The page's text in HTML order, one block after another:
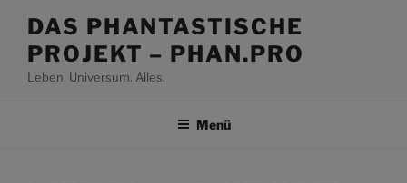
Inhalt
springen
DAS PHANTASTISCHE
PROJEKT – PHAN.PRO
Leben. Universum. Alles.
Menü